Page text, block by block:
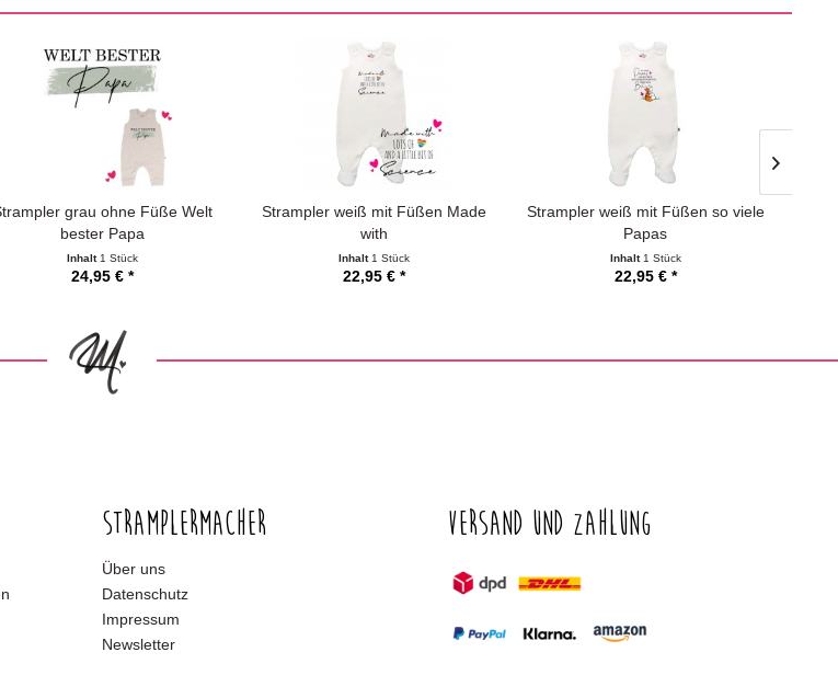
grau ohne Füße Welt
bester Papa
Inhalt 1 Stück
24,95 € *
Strampler weiß mit Füßen Made
with
Inhalt 1 Stück
22,95 € *
Strampler weiß mit Füßen so viele
Papas
Inhalt 1 Stück
22,95 € *
Stramplermacher
Über uns
Datenschutz
Impressum
Newsletter
Versand und Zahlung